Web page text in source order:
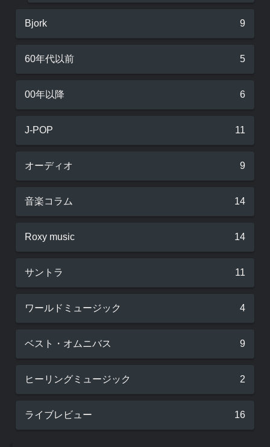
Bjork 9
60年代以前 5
00年以降 6
J-POP 11
オーディオ 9
音楽コラム 14
Roxy music 14
サントラ 11
ワールドミュージック 4
ベスト・オムニバス 9
ヒーリングミュージック 2
ライブレビュー 16